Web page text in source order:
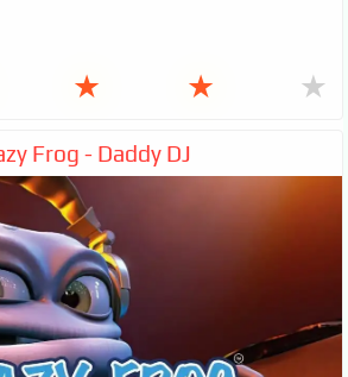
★ ★ ★
Frog - Daddy DJ